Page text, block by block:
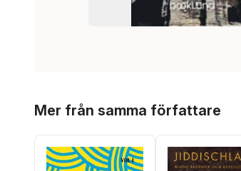
Mer från samma författare